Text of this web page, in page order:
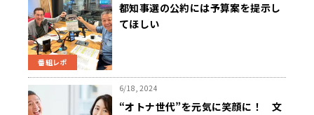
番組レポ
都知事選の公約には予算案を提示し
てほしい
6/18, 2024
“オトナ世代”を元気に笑顔に！ 文